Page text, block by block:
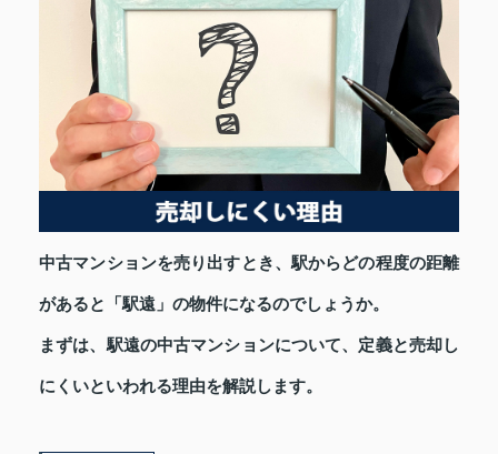
中古マンションを売り出すとき、駅からどの程度の距離
があると「駅遠」の物件になるのでしょうか。
まずは、駅遠の中古マンションについて、定義と売却し
にくいといわれる理由を解説します。